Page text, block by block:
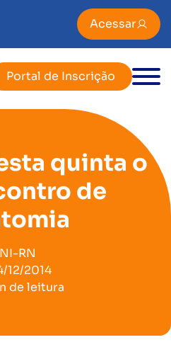
Acessar
Portal de Inscrição
quinta o
de
RN
12/2014
de leitura